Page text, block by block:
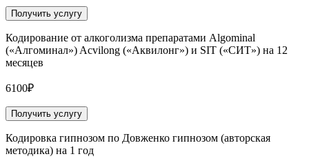
Получить услугу
Кодирование от алкоголизма препаратами Algominal
(«Алгоминал») Acvilong («Аквилонг») и SIT («СИТ») на 12
месяцев
6100₽
Получить услугу
Кодировка гипнозом по Довженко гипнозом (авторская
методика) на 1 год